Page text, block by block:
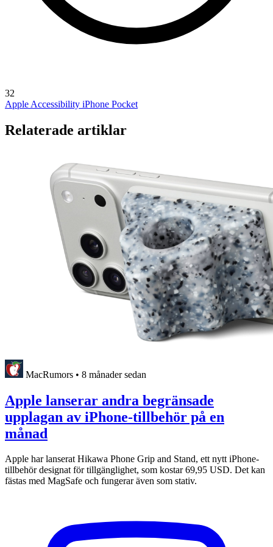
32
Apple Accessibility iPhone Pocket
Relaterade artiklar
MacRumors • 8 månader sedan
Apple lanserar andra begränsade
upplagan av iPhone-tillbehör på en
månad
Apple har lanserat Hikawa Phone Grip and Stand, ett nytt iPhone-
tillbehör designat för tillgänglighet, som kostar 69,95 USD. Det kan
fästas med MagSafe och fungerar även som stativ.